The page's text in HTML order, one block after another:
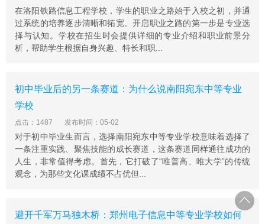
在洛阳铁路信息工程学校，学生的职业之路始于入校之初，并通
过系统的培养逐步清晰和拓宽。开启职业之路的第一步是专业选
择与认知。学校在招生时会提供详细的专业介绍和职业前景分
析，帮助学生根据自身兴趣、特长和职...
初中毕业后的另一条赛道：为什么说南阳宛东中等专业
学校
点击：1487 发布时间：05-02
对于初中毕业生而言，选择南阳宛东中等专业学校意味着选择了
一条注重实践、聚焦技能的成长赛道，这条赛道同样通往成功的
人生，非常值得考虑。首先，它打破了“唯普高、唯大学”的传统
观念，为那些文化课成绩不占优但...
避开千军万马独木桥：郑州电子信息中等专业学校如何